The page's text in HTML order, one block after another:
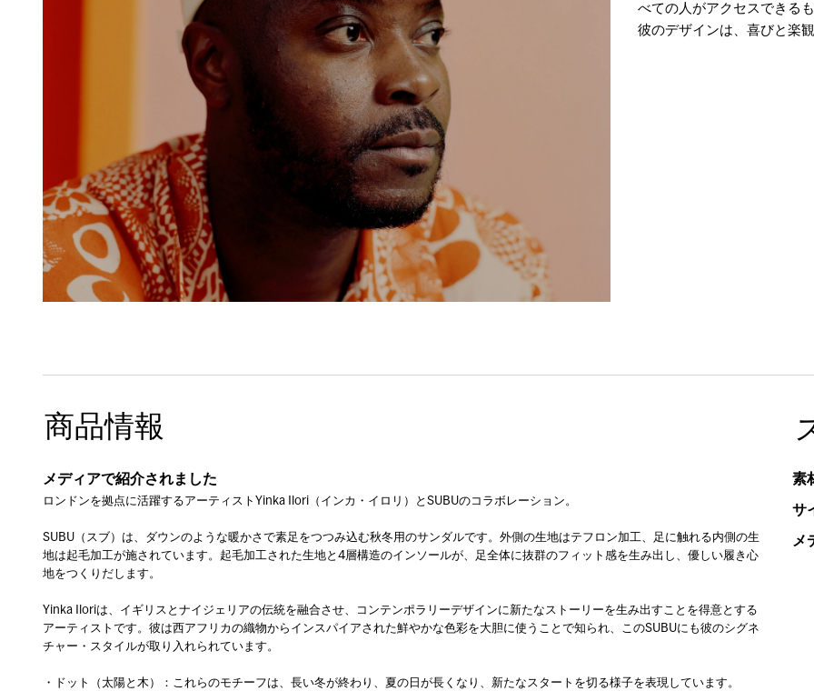
べての人がアクセスできる
彼のデザインは、喜びと楽
商品情報
メディアで紹介されました
ロンドンを拠点に活躍するアーティストYinka Ilori（インカ・イロリ）とSUBUのコラボレーション。
SUBU（スブ）は、ダウンのような暖かさで素足をつつみ込む秋冬用のサンダルです。外側の生地はテフロン加工、足に触れる内側の生
地は起毛加工が施されています。起毛加工された生地と4層構造のインソールが、足全体に抜群のフィット感を生み出し、優しい履き心
地をつくりだします。
Yinka Iloriは、イギリスとナイジェリアの伝統を融合させ、コンテンポラリーデザインに新たなストーリーを生み出すことを得意とする
アーティストです。彼は西アフリカの織物からインスパイアされた鮮やかな色彩を大胆に使うことで知られ、このSUBUにも彼のシグネ
チャー・スタイルが取り入れられています。
・ドット（太陽と木）：これらのモチーフは、長い冬が終わり、夏の日が長くなり、新たなスタートを切る様子を表現しています。
素
サ
メ